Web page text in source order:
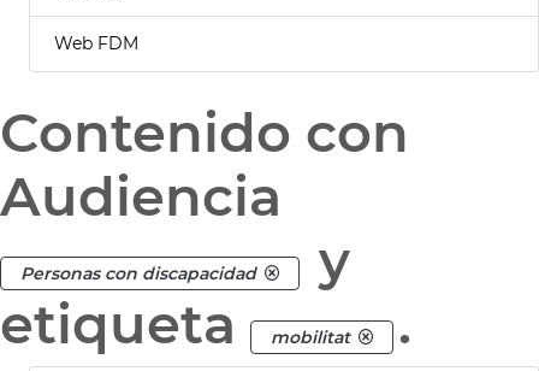
Web FDM
Contenido con
Audiencia
Personas con discapacidad
y
etiqueta
mobilitat .